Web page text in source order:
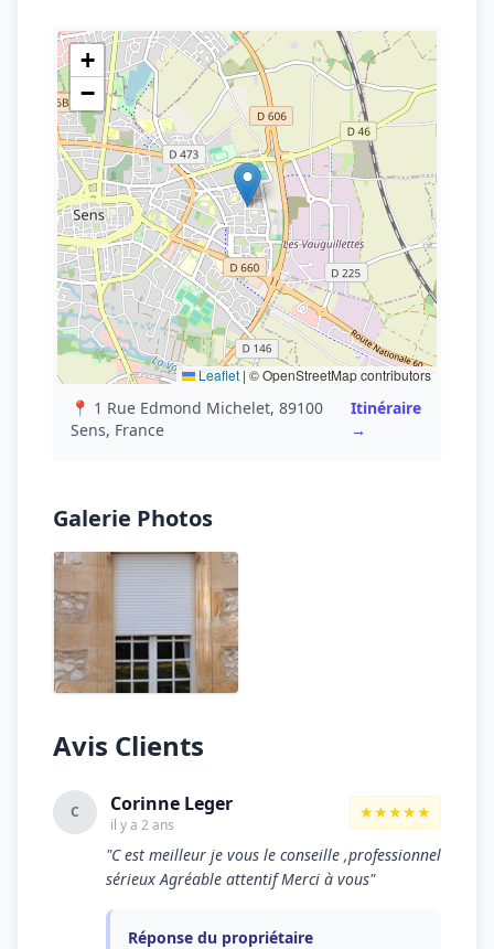
+
−
Leaflet | © OpenStreetMap contributors
📍 1 Rue Edmond Michelet, 89100
Sens, France
Itinéraire
→
Galerie Photos
Avis Clients
C Corinne Leger
il y a 2 ans
★★★★★
"C est meilleur je vous le conseille ,professionnel
sérieux Agréable attentif Merci à vous"
Réponse du propriétaire